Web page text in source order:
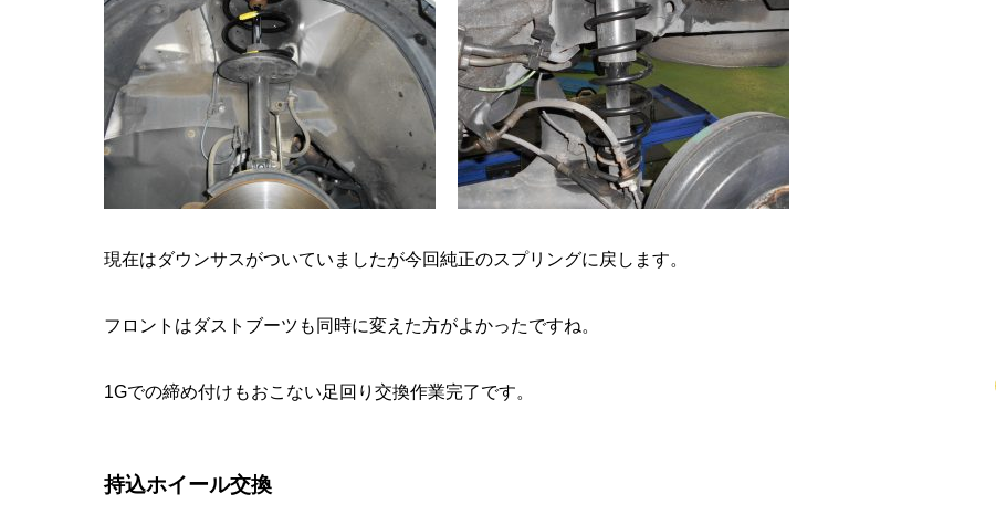
現在はダウンサスがついていましたが今回純正のスプリングに戻します。
フロントはダストブーツも同時に変えた方がよかったですね。
1Gでの締め付けもおこない足回り交換作業完了です。
持込ホイール交換